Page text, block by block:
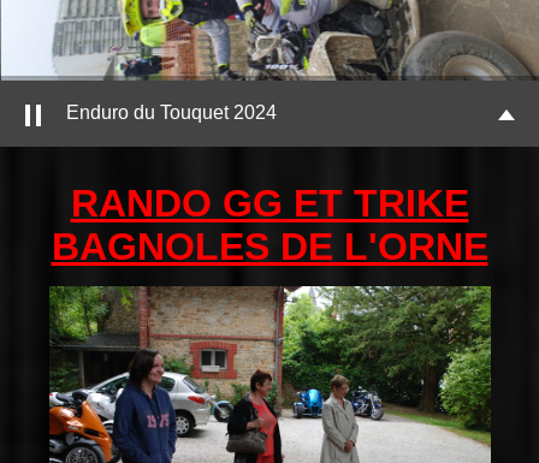
Enduro du Touquet 2024
RANDO GG ET TRIKE
BAGNOLES DE L'ORNE